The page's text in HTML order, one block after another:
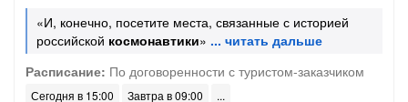
«И, конечно, посетите места, связанные с историей
российской космонавтики»
Расписание: По договоренности с туристом-заказчиком
Сегодня в 15:00 Завтра в 09:00